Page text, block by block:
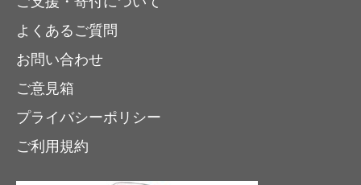
よくあるご質問
お問い合わせ
ご意見箱
プライバシーポリシー
ご利用規約